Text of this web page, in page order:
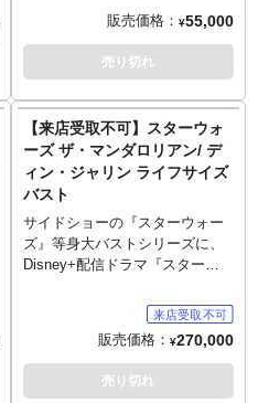
種用意され、演じるペドロ・パ
スカルの素顔も待望のラインナ
ップ。さらに！グローグーは可
動タイプの2種と、ボリュームた
っぷりのセット内容です。
力のブラジル発メーカー「アイ
アンスタジオ」。そのアイアン
スタジオが展開する1/10スケー
ルの「アートスケール」シリー
マンダロリアン』のディン・ジ
ャリンがラインナップです。ス
ウープバイクに搭乗時の「マン
ドー」を全幅約45センチの、
1/10スケールのスタチューとし
て立体化。ベスカーのアーマー
やカバンに入ったグローグー、
荷台につけられたボバ・フェッ
クなど、チャプター9「保安官」
の一場面をモチーフにデザイ
ン。地面から噴き上げる煙が造
形されたジオラマ風台座で、そ
のシチュエーションを盛り上げ
販売価格： ¥55,000
売り切れ
【来店受取不可】スターウォ
ーズ ザ・マンダロリアン/ デ
ィン・ジャリン ライフサイズ
バスト
サイドショーの『スターウォー
ズ』等身大バストシリーズに、
Disney+配信ドラマ『スターウ
らディン・ジャリンがラインナ
ップです。劇中の「マンドー」
ことディン・ジャリンを、全高
約85センチ、迫力の1/1スケール
のライフサイズバストとして製
販売価格： ¥270,000
売り切れ